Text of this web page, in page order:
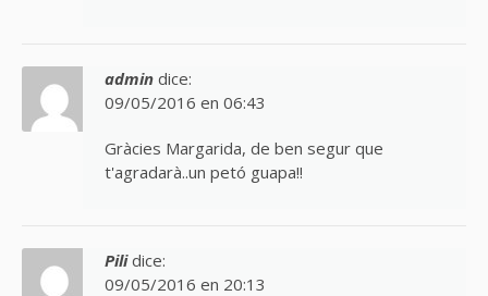
admin dice:
09/05/2016 en 06:43
Gràcies Margarida, de ben segur que
t'agradarà..un petó guapa!!
Pili dice:
09/05/2016 en 20:13